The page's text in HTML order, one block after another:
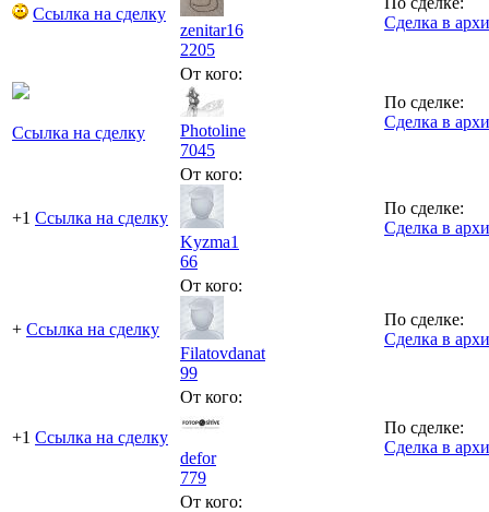
Ссылка на сделку
zenitar16
2205
Сделка в
Ссылка на сделку
От кого:
Photoline
7045
По сделке:
Сделка в
+1 Ссылка на сделку
От кого:
Kyzma1
66
По сделке:
Сделка в
+ Ссылка на сделку
От кого:
Filatovdanat
99
По сделке:
Сделка в
+1 Ссылка на сделку
От кого:
defor
779
По сделке:
Сделка в
От кого: